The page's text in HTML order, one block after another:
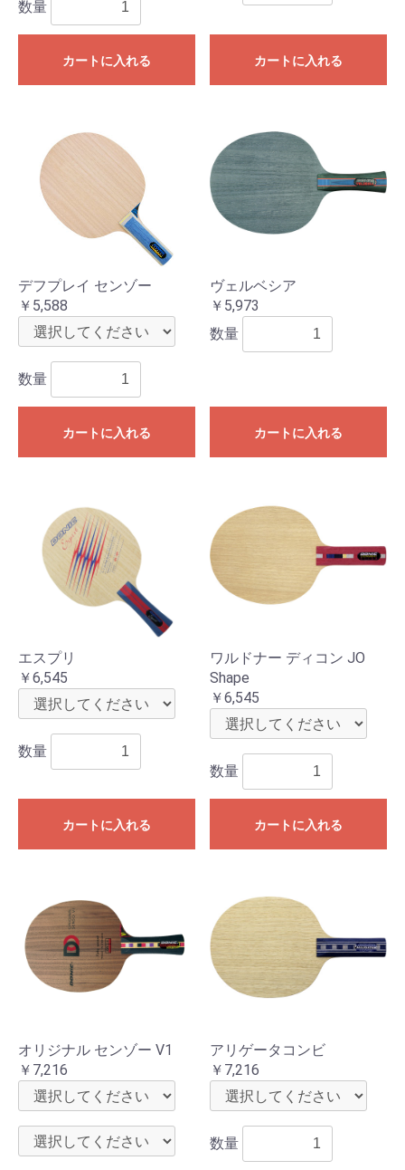
数量
カートに入れる カートに入れる
デフプレイ センゾー
￥5,588
数量
カートに入れる
ヴェルベシア
￥5,973
数量
カートに入れる
エスプリ
￥6,545
数量
カートに入れる
ワルドナー ディコン JO
Shape
￥6,545
数量
カートに入れる
オリジナル センゾー V1
￥7,216
アリゲータコンビ
￥7,216
数量
お買い物を続ける カートへ進む